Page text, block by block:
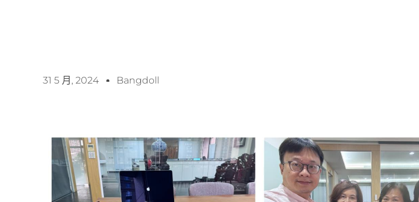
31 5 月, 2024 Bangdoll